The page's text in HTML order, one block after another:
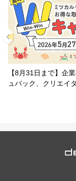
【8月31日まで】企
ュバック、クリエイ